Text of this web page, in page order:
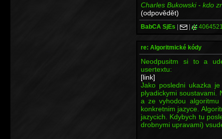
Charles Bukowski - kdo
(odpovědět)
BabCA SjEs | |
re: Algoritmické kódy
Neodpusitm si to a
usertextu:
[link]
Jako posledni ukazka
plyadickymi
a ze vyhodou
konkretnim jazyce.
jazycich. Kdybych tu
drobnymi upravami)